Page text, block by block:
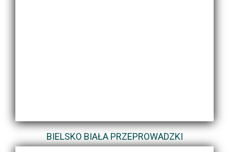
BIELSKO BIAŁA PRZEPROWADZKI